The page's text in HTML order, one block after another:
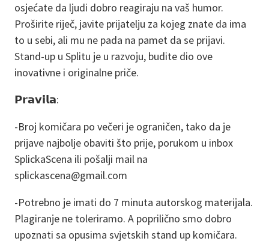
osjećate da ljudi dobro reagiraju na vaš humor.
Proširite riječ, javite prijatelju za kojeg znate da ima
to u sebi, ali mu ne pada na pamet da se prijavi.
Stand-up u Splitu je u razvoju, budite dio ove
inovativne i originalne priče.
𝗣𝗿𝗮𝘃𝗶𝗹𝗮:
-Broj komičara po večeri je ograničen, tako da je
prijave najbolje obaviti što prije, porukom u inbox
SplickaScena ili pošalji mail na
splickascena@gmail.com
-Potrebno je imati do 7 minuta autorskog materijala.
Plagiranje ne toleriramo. A poprilično smo dobro
upoznati sa opusima svjetskih stand up komičara.